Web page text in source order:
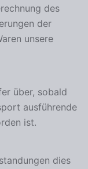
des
der
unsere
über, sobald
ausführende
ist.
dies